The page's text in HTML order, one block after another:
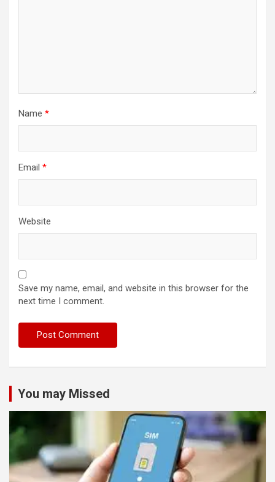
Name *
Email *
Website
Save my name, email, and website in this browser for the
next time I comment.
You may Missed